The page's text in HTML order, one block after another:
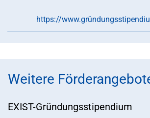
https://
Weitere
EXIST-Gründungsstipendium